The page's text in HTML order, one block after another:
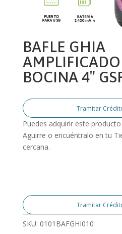
BAFLE GHIA
BOCINA 4″
Tramitar
Puedes adquirir este
Aguirre o encuéntralo en tu
cercana.
Tramitar
SKU: 0101BAFGHI010